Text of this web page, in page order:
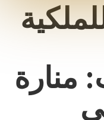
منارة